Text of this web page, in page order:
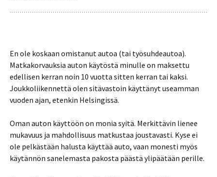
En ole koskaan omistanut autoa (tai työsuhdeautoa).
Matkakorvauksia auton käytöstä minulle on maksettu
edellisen kerran noin 10 vuotta sitten kerran tai kaksi.
Joukkoliikennettä olen sitävastoin käyttänyt useamman
vuoden ajan, etenkin Helsingissä.
Oman auton käyttöön on monia syitä. Merkittävin lienee
mukavuus ja mahdollisuus matkustaa joustavasti. Kyse ei
ole pelkästään halusta käyttää auto, vaan monesti myös
käytännön sanelemasta pakosta päästä ylipäätään perille.